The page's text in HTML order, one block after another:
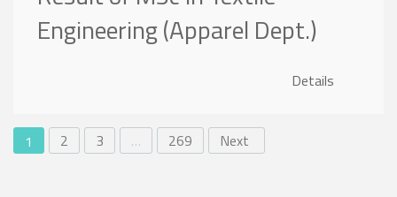
Engineering (Apparel Dept.)
Details
1 2 3 … 269 Next